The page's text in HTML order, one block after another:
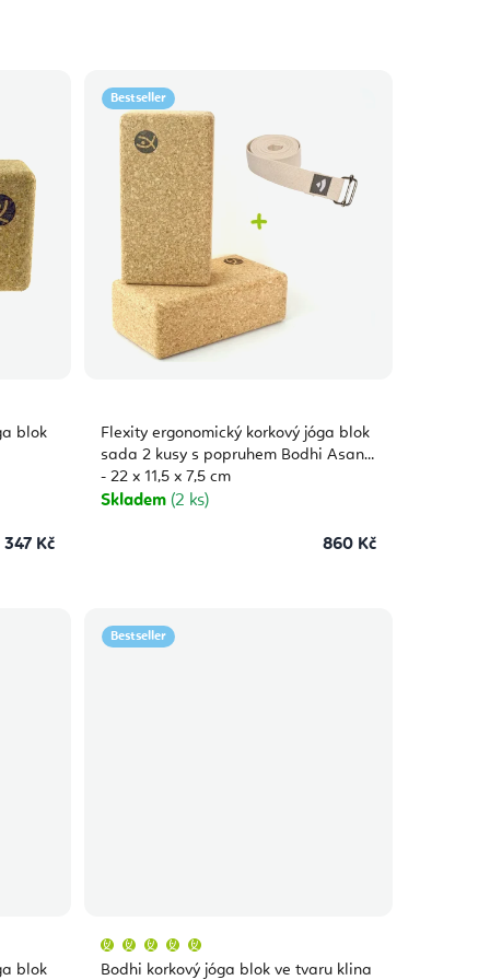
blok
347 Kč
Bestseller
Flexity ergonomický korkový jóga blok
sada 2 kusy s popruhem Bodhi Asana
- 22 x 11,5 x 7,5 cm
Skladem (2 ks)
860 Kč
blok
Bestseller
Bodhi korkový jóga blok ve tvaru klina
produktu